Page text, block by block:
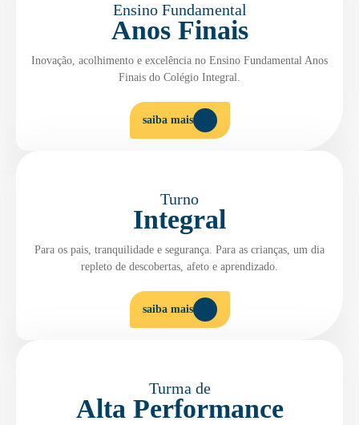
Ensino Fundamental
Anos Finais
Inovação, acolhimento e excelência no Ensino Fundamental Anos
Finais do Colégio Integral.
saiba mais
Turno
Integral
Para os pais, tranquilidade e segurança. Para as crianças, um dia
repleto de descobertas, afeto e aprendizado.
saiba mais
Turma de
Alta Performance